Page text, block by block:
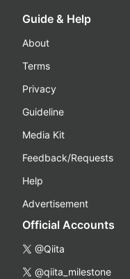
Guide & Help
About
Terms
Privacy
Guideline
Media Kit
Feedback/Requests
Help
Advertisement
Official Accounts
@Qiita
@qiita_milestone